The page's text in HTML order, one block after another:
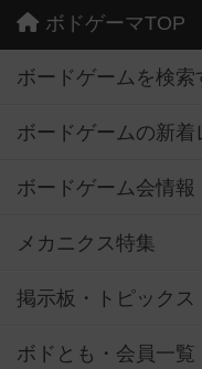
ボドゲーマTOP
ボードゲームを検索
ボードゲームの新着
ボードゲーム会情報
メカニクス特集
掲示板・トピックス
ボドとも・会員一覧